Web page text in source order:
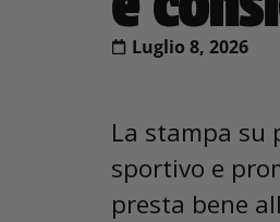
Luglio 8, 2026
La stampa su
sportivo e
presta bene